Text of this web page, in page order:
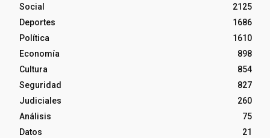
Social
2125
Deportes
1686
Política
1610
Economía
898
Cultura
854
Seguridad
827
Judiciales
260
Análisis
75
Datos
21